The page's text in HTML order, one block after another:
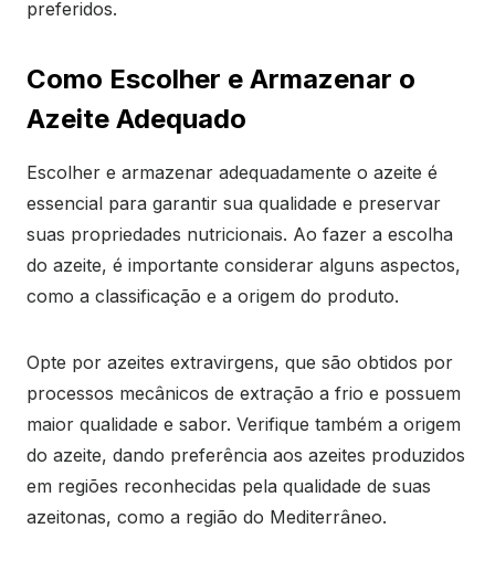
preferidos.
Como Escolher e Armazenar o
Azeite Adequado
Escolher e armazenar adequadamente o azeite é
essencial para garantir sua qualidade e preservar
suas propriedades nutricionais. Ao fazer a escolha
do azeite, é importante considerar alguns aspectos,
como a classificação e a origem do produto.
Opte por azeites extravirgens, que são obtidos por
processos mecânicos de extração a frio e possuem
maior qualidade e sabor. Verifique também a origem
do azeite, dando preferência aos azeites produzidos
em regiões reconhecidas pela qualidade de suas
azeitonas, como a região do Mediterrâneo.